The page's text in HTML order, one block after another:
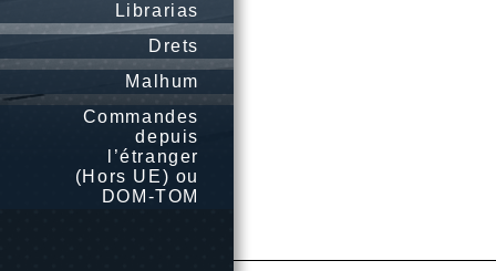
Librarias
Drets
Malhum
Commandes
depuis
l’étranger
(Hors UE) ou
DOM-TOM